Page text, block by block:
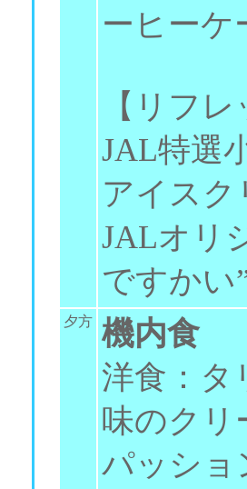
ーヒーケ
【リフ
JAL特選
アイスク
JALオリ
ですかい
夕方 機内食
洋食：
味のクリ
パッショ